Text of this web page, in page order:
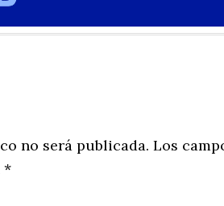
no será publicada. Los
*